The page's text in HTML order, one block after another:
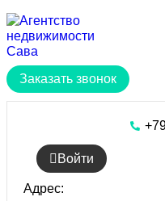
основному
содержанию
Заказать звонок
Войти
Адрес: